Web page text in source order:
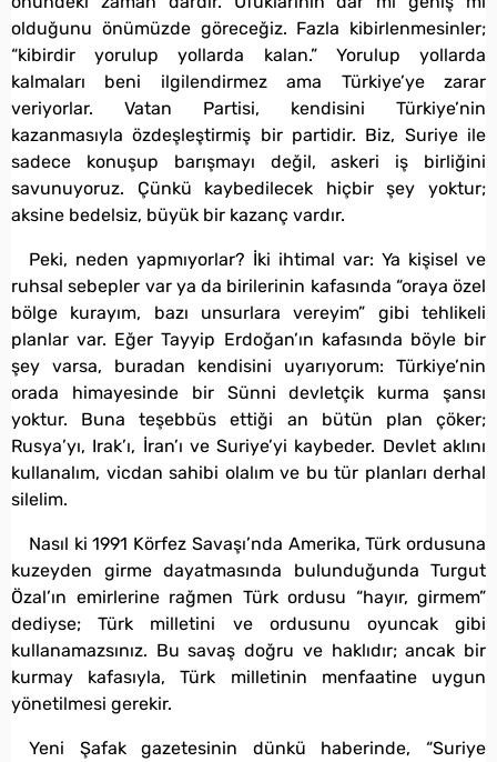
olduğunu önümüzde göreceğiz. Fazla kibirlenmesinler;
“kibirdir yorulup yollarda kalan.” Yorulup yollarda
kalmaları beni ilgilendirmez ama Türkiye’ye zarar
veriyorlar. Vatan Partisi, kendisini Türkiye’nin
kazanmasıyla özdeşleştirmiş bir partidir. Biz, Suriye ile
sadece konuşup barışmayı değil, askeri iş birliğini
savunuyoruz. Çünkü kaybedilecek hiçbir şey yoktur;
aksine bedelsiz, büyük bir kazanç vardır.
Peki, neden yapmıyorlar? İki ihtimal var: Ya kişisel ve
ruhsal sebepler var ya da birilerinin kafasında “oraya özel
bölge kurayım, bazı unsurlara vereyim” gibi tehlikeli
planlar var. Eğer Tayyip Erdoğan’ın kafasında böyle bir
şey varsa, buradan kendisini uyarıyorum: Türkiye’nin
orada himayesinde bir Sünni devletçik kurma şansı
yoktur. Buna teşebbüs ettiği an bütün plan çöker;
Rusya’yı, Irak’ı, İran’ı ve Suriye’yi kaybeder. Devlet aklını
kullanalım, vicdan sahibi olalım ve bu tür planları derhal
silelim.
Nasıl ki 1991 Körfez Savaşı’nda Amerika, Türk ordusuna
kuzeyden girme dayatmasında bulunduğunda Turgut
Özal’ın emirlerine rağmen Türk ordusu “hayır, girmem”
dediyse; Türk milletini ve ordusunu oyuncak gibi
kullanamazsınız. Bu savaş doğru ve haklıdır; ancak bir
kurmay kafasıyla, Türk milletinin menfaatine uygun
yönetilmesi gerekir.
Yeni Şafak gazetesinin dünkü haberinde, “Suriye